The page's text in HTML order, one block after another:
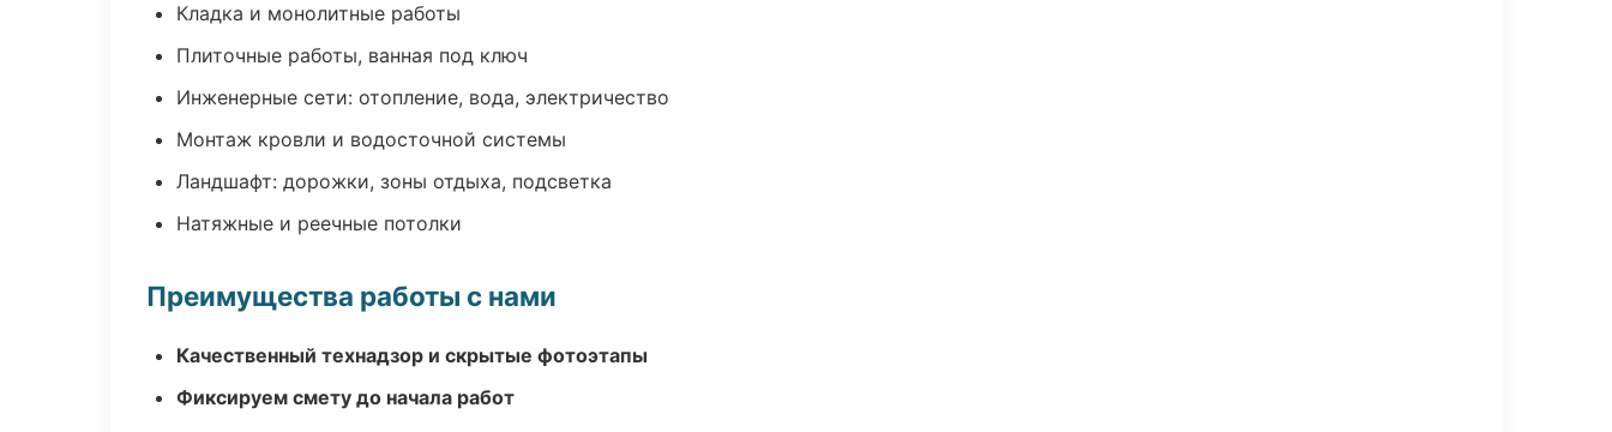
Кладка и монолитные работы
Плиточные работы, ванная под ключ
Инженерные сети: отопление, вода, электричество
Монтаж кровли и водосточной системы
Ландшафт: дорожки, зоны отдыха, подсветка
Натяжные и реечные потолки
Преимущества работы с нами
Качественный технадзор и скрытые фотоэтапы
Фиксируем смету до начала работ